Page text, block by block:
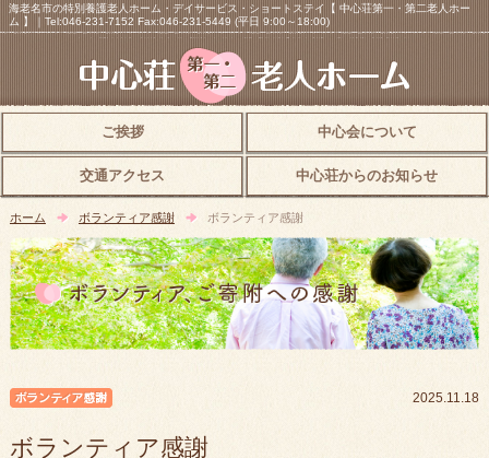
海老名市の特別養護老人ホーム・デイサービス・ショートステイ【 中心荘第一・第二老人ホー
ム 】｜Tel:046-231-7152 Fax:046-231-5449 (平日 9:00～18:00)
ご挨拶 中心会について
交通アクセス 中心荘からのお知らせ
ホーム ボランティア感謝 ボランティア感謝
2025.11.18
ボランティア感謝